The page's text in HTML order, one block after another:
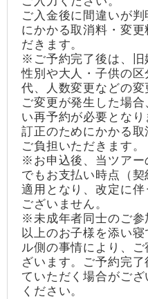
ご入金後に間違いが
にかかる取消料・変
だきます。
※ご予約完了後は、旧
性別や大人・子供の
代、人数変更などの変
ご変更が発生した場
い再予約が必要となり
訂正のためにかかる
ご負担いただきます。
※お申込後、当ツアー
でもお支払い時点（
適用となり、改定に
ございません。
※未成年者同士のご参
以上のお子様を添い
ル側の事情により、
ざいます。ご予約完
ていただく場合がご
ください。